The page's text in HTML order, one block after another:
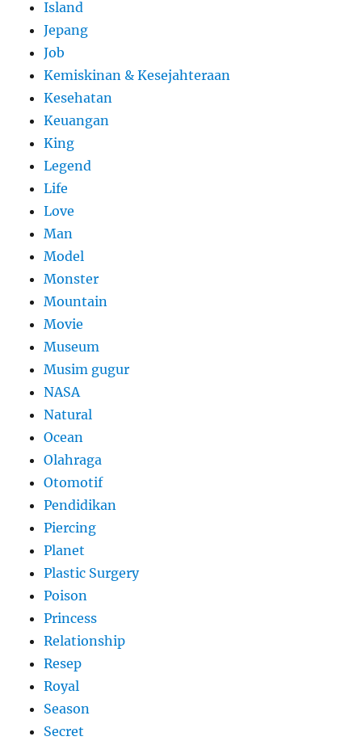
Island
Jepang
Job
Kemiskinan & Kesejahteraan
Kesehatan
Keuangan
King
Legend
Life
Love
Man
Model
Monster
Mountain
Movie
Museum
Musim gugur
NASA
Natural
Ocean
Olahraga
Otomotif
Pendidikan
Piercing
Planet
Plastic Surgery
Poison
Princess
Relationship
Resep
Royal
Season
Secret